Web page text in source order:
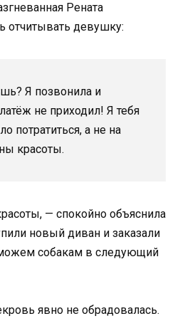
Рената
отчитывать девушку:
Я позвонила и
не приходил! Я тебя
потратиться, а не на
красоты.
— спокойно объяснила
новый диван и заказали
собакам в следующий
явно не обрадовалась.